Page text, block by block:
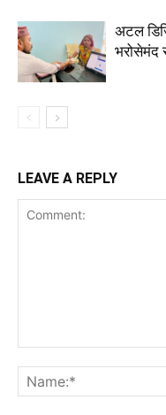
अटल
भरोसेमंद
LEAVE A REPLY